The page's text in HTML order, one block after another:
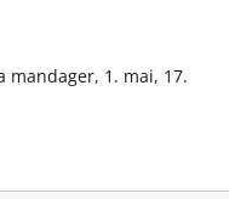
1. mai, 17.